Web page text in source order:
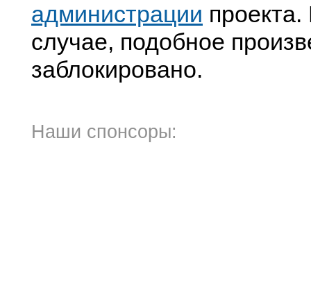
администрации
случае, подобное
заблокировано.
Наши спонсоры: